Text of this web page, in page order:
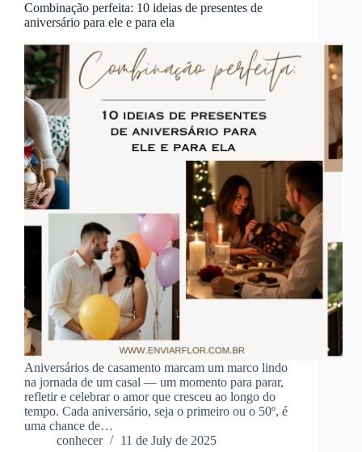
Combinação perfeita: 10 ideias de presentes de
aniversário para ele e para ela
Aniversários de casamento marcam um marco lindo
na jornada de um casal — um momento para parar,
refletir e celebrar o amor que cresceu ao longo do
tempo. Cada aniversário, seja o primeiro ou o 50º, é
uma chance de…
conhecer
11 de July de 2025